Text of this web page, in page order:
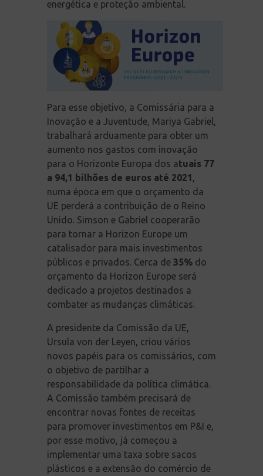
energética e proteção ambiental.
Para esse objetivo, a Comissária para a
Inovação e a Juventude, Mariya Gabriel,
trabalhará arduamente para obter um
aumento nos gastos com inovação
para o Horizonte Europa dos atuais 77
a 94,1 bilhões de euros até 2021 ,
numa época em que o orçamento da
UE perderá a contribuição de o Reino
Unido. Simson e Gabriel cooperarão
para tornar a Horizon Europe um
catalisador para mais investimentos
públicos e privados. Cerca de 35% do
orçamento da Horizon Europe será
dedicado a projetos destinados a
combater as mudanças climáticas.
A presidente da Comissão da UE,
Ursula von der Leyen, criou vários
novos papéis para os comissários, com
o objetivo de partilhar a
responsabilidade da política climática.
A Comissão também precisará de
encontrar novas fontes de receitas
para promover investimentos em P&I e,
por esse motivo, já começou a
implementar uma taxa sobre sacos
plásticos e a extensão do comércio de